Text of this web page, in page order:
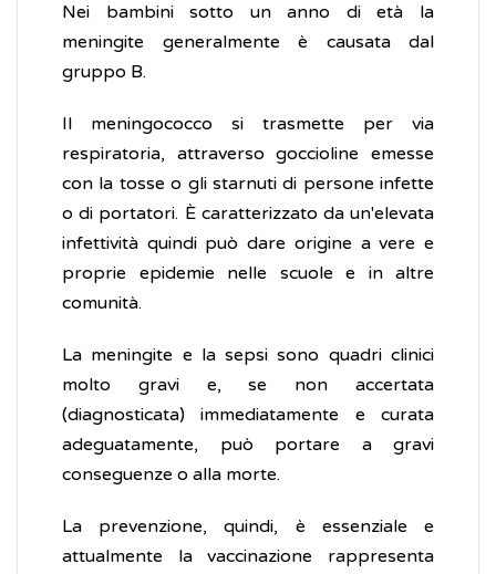
Nei bambini sotto un anno di età la
meningite generalmente è causata dal
gruppo B.
Il meningococco si trasmette per via
respiratoria, attraverso goccioline emesse
con la tosse o gli starnuti di persone infette
o di portatori. È caratterizzato da un'elevata
infettività quindi può dare origine a vere e
proprie epidemie nelle scuole e in altre
comunità.
La meningite e la sepsi sono quadri clinici
molto gravi e, se non accertata
(diagnosticata) immediatamente e curata
adeguatamente, può portare a gravi
conseguenze o alla morte.
La prevenzione, quindi, è essenziale e
attualmente la vaccinazione rappresenta